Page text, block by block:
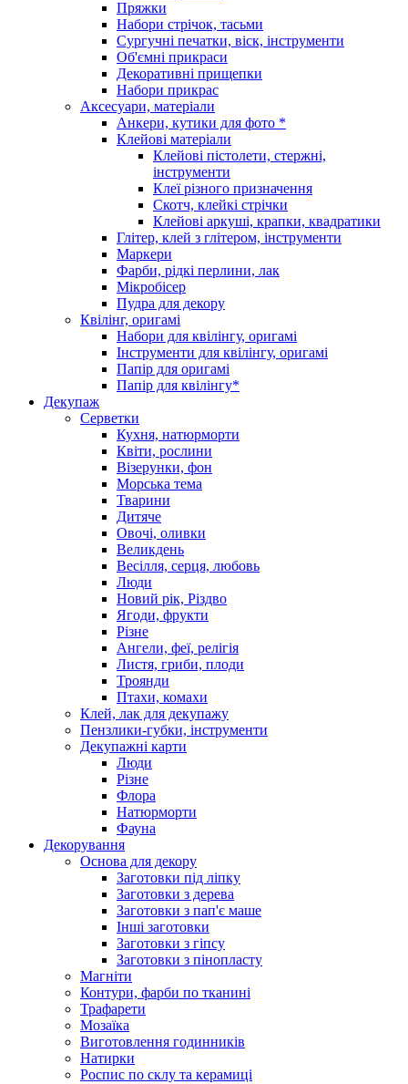
Пряжки
Набори стрічок, тасьми
Сургучні печатки, віск, інструменти
Об'ємні прикраси
Декоративні прищепки
Набори прикрас
Аксесуари, матеріали
Анкери, кутики для фото *
Клейові матеріали
Клейові пістолети, стержні,
інструменти
Клеї різного призначення
Скотч, клейкі стрічки
Клейові аркуші, крапки, квадратики
Глітер, клей з глітером, інструменти
Маркери
Фарби, рідкі перлини, лак
Мікробісер
Пудра для декору
Квілінг, оригамі
Набори для квілінгу, оригамі
Інструменти для квілінгу, оригамі
Папір для оригамі
Папір для квілінгу*
Декупаж
Серветки
Кухня, натюрморти
Квіти, рослини
Візерунки, фон
Морська тема
Тварини
Дитяче
Овочі, оливки
Великдень
Весілля, серця, любовь
Люди
Новий рік, Різдво
Ягоди, фрукти
Різне
Ангели, феї, релігія
Листя, гриби, плоди
Троянди
Птахи, комахи
Клей, лак для декупажу
Пензлики-губки, інструменти
Декупажні карти
Люди
Різне
Флора
Натюрморти
Фауна
Декорування
Основа для декору
Заготовки під ліпку
Заготовки з дерева
Заготовки з пап'є маше
Інші заготовки
Заготовки з гіпсу
Заготовки з пінопласту
Магніти
Контури, фарби по тканині
Трафарети
Мозаїка
Виготовлення годинників
Натирки
Роспис по склу та керамиці